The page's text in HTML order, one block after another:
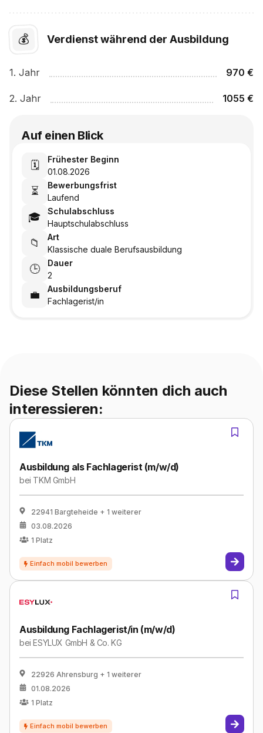
💰 Verdienst während der Ausbildung
1. Jahr 970 €
2. Jahr 1055 €
Auf einen Blick
🗓️
Frühester Beginn
01.08.2026
⏳
Bewerbungsfrist
Laufend
🎓
Schulabschluss
Hauptschulabschluss
📁
Art
Klassische duale Berufsausbildung
🕒
Dauer
2
💼
Ausbildungsberuf
Fachlagerist/in
Diese Stellen könnten dich auch
interessieren:
Ausbildung als Fachlagerist (m/w/d)
bei TKM GmbH
22941 Bargteheide + 1 weiterer
03.08.2026
1 Platz
Ausbildung Fachlagerist/in (m/w/d)
beiESYLUX GmbH & Co. KG
22926 Ahrensburg + 1 weiterer
01.08.2026
1 Platz